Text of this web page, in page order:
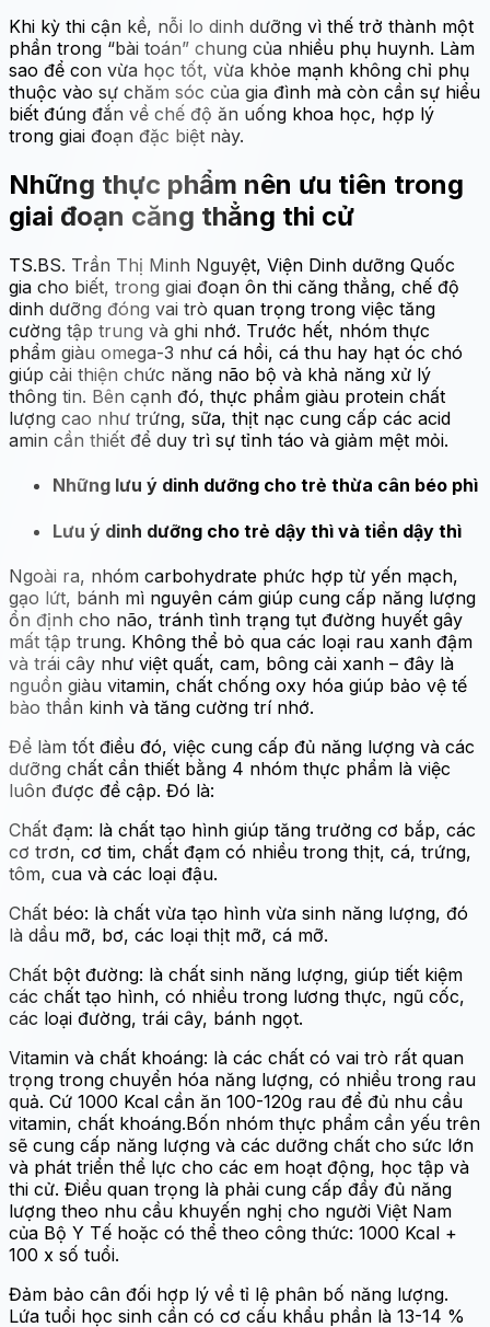
Khi kỳ thi cận kề, nỗi lo dinh dưỡng vì thế trở thành một
phần trong “bài toán” chung của nhiều phụ huynh. Làm
sao để con vừa học tốt, vừa khỏe mạnh không chỉ phụ
thuộc vào sự chăm sóc của gia đình mà còn cần sự hiểu
biết đúng đắn về chế độ ăn uống khoa học, hợp lý
trong giai đoạn đặc biệt này.
Những thực phẩm nên ưu tiên trong
giai đoạn căng thẳng thi cử
TS.BS. Trần Thị Minh Nguyệt, Viện Dinh dưỡng Quốc
gia cho biết, trong giai đoạn ôn thi căng thẳng, chế độ
dinh dưỡng đóng vai trò quan trọng trong việc tăng
cường tập trung và ghi nhớ. Trước hết, nhóm thực
phẩm giàu omega-3 như cá hồi, cá thu hay hạt óc chó
giúp cải thiện chức năng não bộ và khả năng xử lý
thông tin. Bên cạnh đó, thực phẩm giàu protein chất
lượng cao như trứng, sữa, thịt nạc cung cấp các acid
amin cần thiết để duy trì sự tỉnh táo và giảm mệt mỏi.
Những lưu ý dinh dưỡng cho trẻ thừa cân béo phì
Lưu ý dinh dưỡng cho trẻ dậy thì và tiền dậy thì
Ngoài ra, nhóm carbohydrate phức hợp từ yến mạch,
gạo lứt, bánh mì nguyên cám giúp cung cấp năng lượng
ổn định cho não, tránh tình trạng tụt đường huyết gây
mất tập trung. Không thể bỏ qua các loại rau xanh đậm
và trái cây như việt quất, cam, bông cải xanh – đây là
nguồn giàu vitamin, chất chống oxy hóa giúp bảo vệ tế
bào thần kinh và tăng cường trí nhớ.
Để làm tốt điều đó, việc cung cấp đủ năng lượng và các
dưỡng chất cần thiết bằng 4 nhóm thực phẩm là việc
luôn được đề cập. Đó là:
Chất đạm: là chất tạo hình giúp tăng trưởng cơ bắp, các
cơ trơn, cơ tim, chất đạm có nhiều trong thịt, cá, trứng,
tôm, cua và các loại đậu.
Chất béo: là chất vừa tạo hình vừa sinh năng lượng, đó
là dầu mỡ, bơ, các loại thịt mỡ, cá mỡ.
Chất bột đường: là chất sinh năng lượng, giúp tiết kiệm
các chất tạo hình, có nhiều trong lương thực, ngũ cốc,
các loại đường, trái cây, bánh ngọt.
Vitamin và chất khoáng: là các chất có vai trò rất quan
trọng trong chuyển hóa năng lượng, có nhiều trong rau
quả. Cứ 1000 Kcal cần ăn 100-120g rau để đủ nhu cầu
vitamin, chất khoáng.Bốn nhóm thực phẩm cần yếu trên
sẽ cung cấp năng lượng và các dưỡng chất cho sức lớn
và phát triển thể lực cho các em hoạt động, học tập và
thi cử. Điều quan trọng là phải cung cấp đầy đủ năng
lượng theo nhu cầu khuyến nghị cho người Việt Nam
của Bộ Y Tế hoặc có thể theo công thức: 1000 Kcal +
100 x số tuổi.
Đảm bảo cân đối hợp lý về tỉ lệ phân bố năng lượng.
Lứa tuổi học sinh cần có cơ cấu khẩu phần là 13-14 %